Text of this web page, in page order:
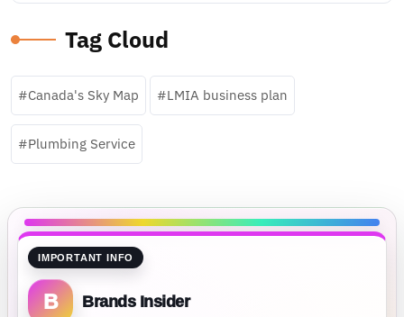
Tag Cloud
Canada's Sky Map LMIA business plan
Plumbing Service
IMPORTANT INFO
B Brands Insider